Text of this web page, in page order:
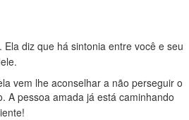
Ela diz que há sintonia entre você e seu
vem lhe aconselhar a não perseguir o
A pessoa amada já está caminhando